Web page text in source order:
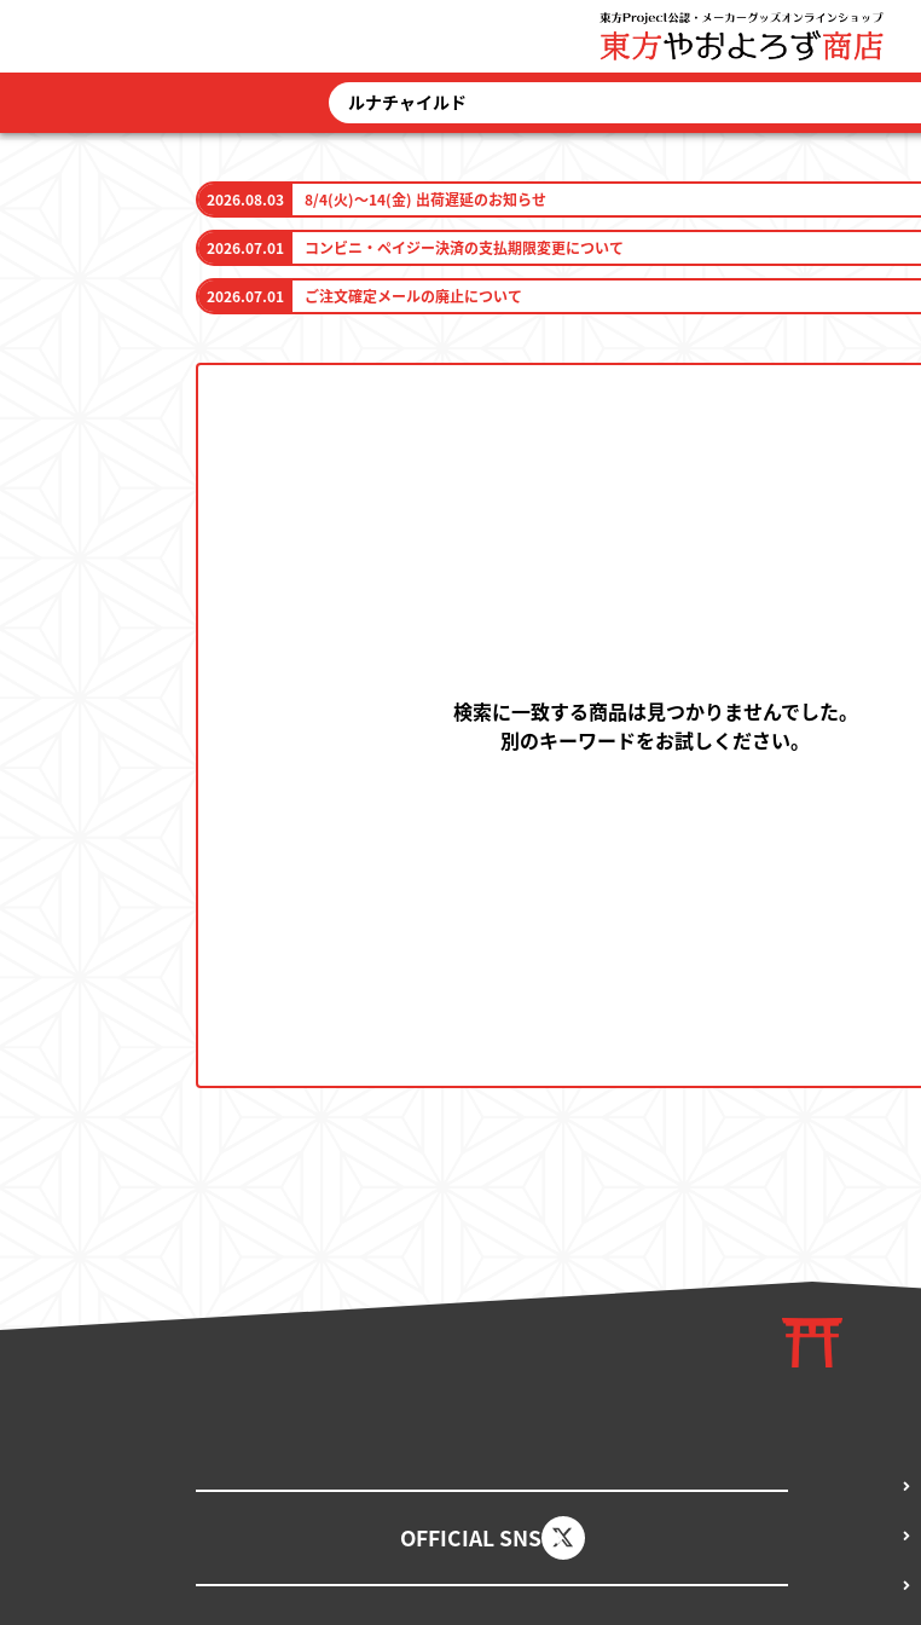
2026.08.03 8/4(火)～14(金) 出荷遅延のお知らせ
2026.07.01 コンビニ・ペイジー決済の支払期限変更について
2026.07.01 ご注文確定メールの廃止について
検索に一致する商品は見つかりませんでした。
別のキーワードをお試しください。
OFFICIAL SNS